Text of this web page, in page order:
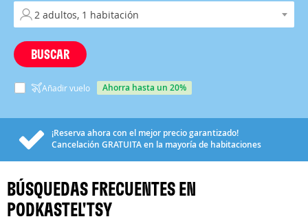
BUSCAR
Añadir vuelo ahorra hasta un 20%
¡Reserva ahora con el mejor precio garantizado!
Cancelación GRATUITAen la mayoría de habitaciones
BÚSQUEDAS FRECUENTES EN
PODKASTEL'TSY